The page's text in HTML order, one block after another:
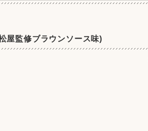
屋監修ブラウンソース味)